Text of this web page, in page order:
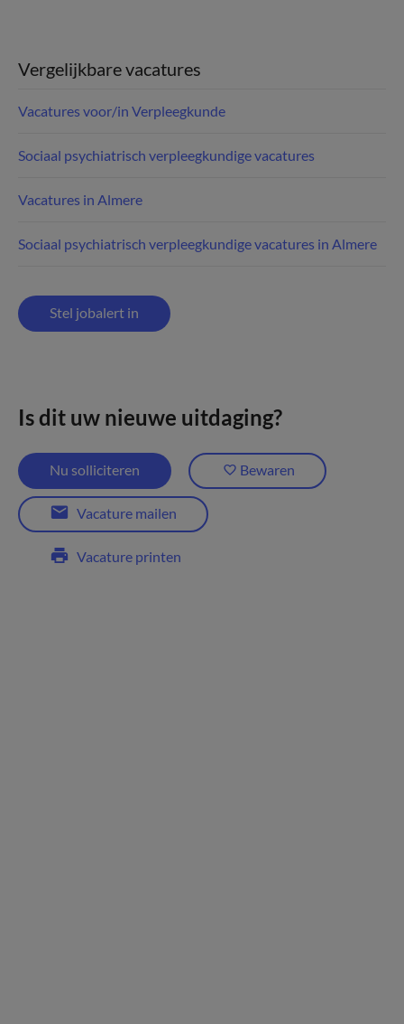
Vergelijkbare vacatures
Vacatures voor/in Verpleegkunde
Sociaal psychiatrisch verpleegkundige vacatures
Vacatures in Almere
Sociaal psychiatrisch verpleegkundige vacatures in Almere
Stel jobalert in
Is dit uw nieuwe uitdaging?
Nu solliciteren Bewaren
Vacature mailen
Vacature printen